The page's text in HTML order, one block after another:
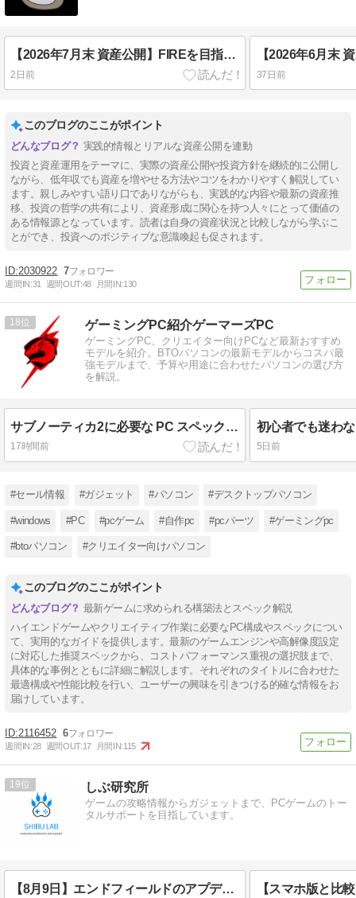
【2026年7月末 資産公開】FIREを目指す低年収夫婦の下剋上物語【資産4,200万円突破】
2日前 37日前
このブログのここがポイント
実践的情報とリアルな資産公開を連動
投資と資産運用をテーマに、実際の資産公開や投資方針を継続的に公開し
ながら、低年収でも資産を増やせる方法やコツをわかりやすく解説してい
ます。親しみやすい語り口でありながらも、実践的な内容や最新の資産推
移、投資の哲学の共有により、資産形成に関心を持つ人々にとって価値の
ある情報源となっています。読者は自身の資産状況と比較しながら学ぶこ
とができ、投資へのポジティブな意識喚起も促されます。
2030922 7
週間IN:31 週間OUT:48 月間IN:130
18 ゲーミングPC紹介ゲーマーズPC
ゲーミングPC、クリエイター向けPCなど最新おすすめ
モデルを紹介。BTOパソコンの最新モデルからコスパ最
強モデルまで、予算や用途に合わせたパソコンの選び方
を解説。
サブノーティカ2に必要な PC スペック 本当に高い？
17時間前 5日前
#セール情報 #ガジェット #パソコン #デスクトップパソコン
#windows #PC #pcゲーム #自作pc #pcパーツ #ゲーミングpc
#btoパソコン #クリエイター向けパソコン
このブログのここがポイント
最新ゲームに求められる構築法とスペック解説
ハイエンドゲームやクリエイティブ作業に必要なPC構成やスペックについ
て、実用的なガイドを提供します。最新のゲームエンジンや高解像度設定
に対応した推奨スペックから、コストパフォーマンス重視の選択肢まで、
具体的な事例とともに詳細に解説します。それぞれのタイトルに合わせた
最適構成や性能比較を行い、ユーザーの興味を引きつける的確な情報をお
届けしています。
2116452 6
週間IN:28 週間OUT:17 月間IN:115
19 しぶ研究所
ゲームの攻略情報からガジェットまで、PCゲームのトー
タルサポートを目指しています。
【8月9日】エンドフィールドのアプデ内容まとめ